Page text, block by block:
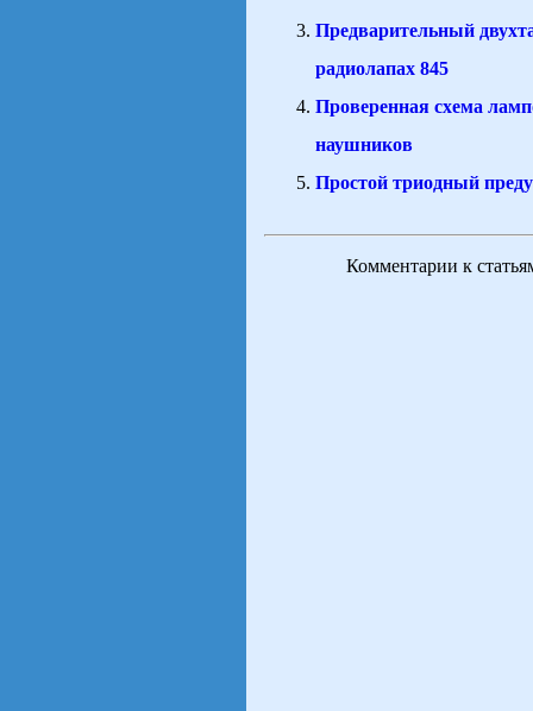
Предварительный
радиолапах 845
Проверенная схема
наушников
Простой триодный
Комментарии к